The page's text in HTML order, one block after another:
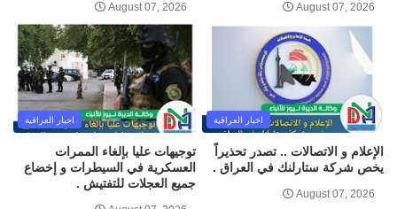
August 07, 2026
August 07, 2026
اخبار العراقية
الإعلام و الاتصالات .. تصدر تحذيراً
يخص شركة ستارلنك في العراق .
August 07, 2026
اخبار العراقية
توجيهات عليا بإلغاء الممرات
العسكرية في السيطرات و إخضاع
جميع العجلات للتفتيش .